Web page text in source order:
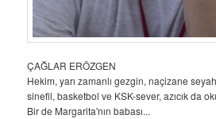
ÇAĞLAR ERÖZGEN
Hekim, yarı zamanlı gezgin, naçizane
sinefil, basketbol ve KSK-sever, azıcık da
Bir de Margarita'nın babası...